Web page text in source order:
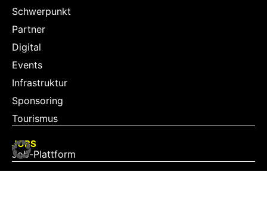
Schwerpunkt
Partner
Digital
Events
Infrastruktur
Sponsoring
Tourismus
JOBS
Job-Plattform